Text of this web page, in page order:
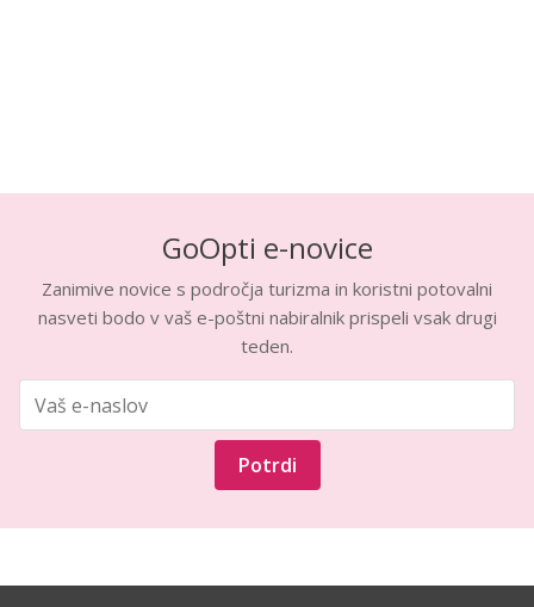
GoOpti e-novice
Zanimive novice s področja turizma in koristni potovalni
nasveti bodo v vaš e-poštni nabiralnik prispeli vsak drugi
teden.
Potrdi